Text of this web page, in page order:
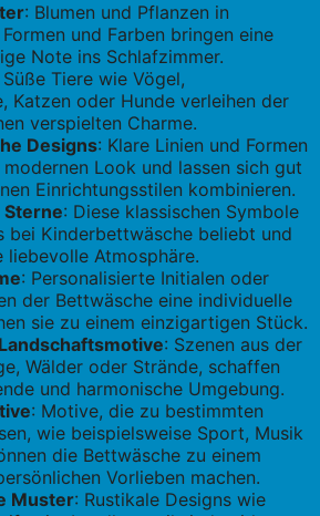
: Blumen und Pflanzen in
und Farben bringen eine
Note ins Schlafzimmer.
Süße Tiere wie Vögel,
Katzen oder Hunde verleihen der
verspielten Charme.
Designs: Klare Linien und Formen
Look und lassen sich gut
Einrichtungsstilen kombinieren.
Sterne: Diese klassischen Symbole
bei Kinderbettwäsche beliebt und
liebevolle Atmosphäre.
: Personalisierte Initialen oder
der Bettwäsche eine individuelle
sie zu einem einzigartigen Stück.
: Szenen aus der
Wälder oder Strände, schaffen
und harmonische Umgebung.
: Motive, die zu bestimmten
wie beispielsweise Sport, Musik
die Bettwäsche zu einem
Vorlieben machen.
Muster: Rustikale Designs wie